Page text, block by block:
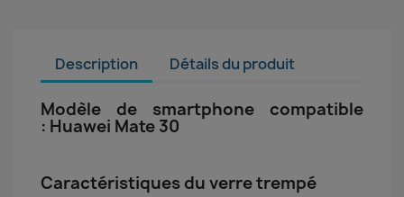
Description Détails du produit
Modèle de smartphone compatible
: Huawei Mate 30
Caractéristiques du verre trempé